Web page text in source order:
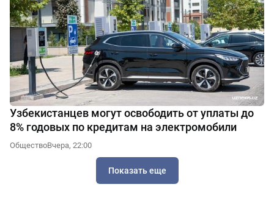
Узбекистанцев могут освободить от уплаты до
8% годовых по кредитам на электромобили
ОбществоВчера, 22:00
Показать еще